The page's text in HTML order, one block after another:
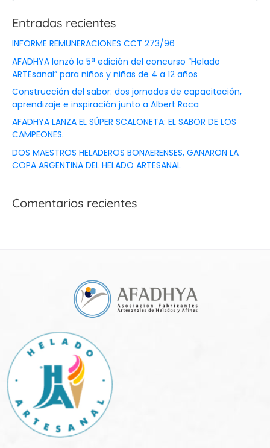
Entradas recientes
INFORME REMUNERACIONES CCT 273/96
AFADHYA lanzó la 5ª edición del concurso “Helado
ARTEsanal” para niños y niñas de 4 a 12 años
Construcción del sabor: dos jornadas de capacitación,
aprendizaje e inspiración junto a Albert Roca
AFADHYA LANZA EL SÚPER SCALONETA: EL SABOR DE LOS
CAMPEONES.
DOS MAESTROS HELADEROS BONAERENSES, GANARON LA
COPA ARGENTINA DEL HELADO ARTESANAL
Comentarios recientes